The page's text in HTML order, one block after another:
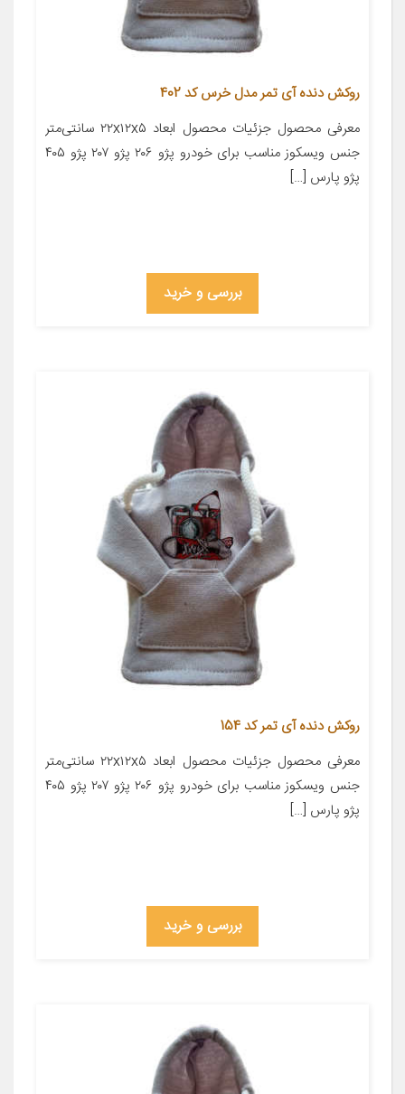
روکش دنده آی تمر مدل خرس کد 402
معرفی محصول جزئیات محصول ابعاد ۲۲x۱۲x۵ سانتی‌متر
جنس ویسکوز مناسب برای خودرو پژو ۲۰۶ پژو ۲۰۷ پژو ۴۰۵
پژو پارس […]
بررسی و خرید
روکش دنده آی تمر کد 154
معرفی محصول جزئیات محصول ابعاد ۲۲x۱۲x۵ سانتی‌متر
جنس ویسکوز مناسب برای خودرو پژو ۲۰۶ پژو ۲۰۷ پژو ۴۰۵
پژو پارس […]
بررسی و خرید